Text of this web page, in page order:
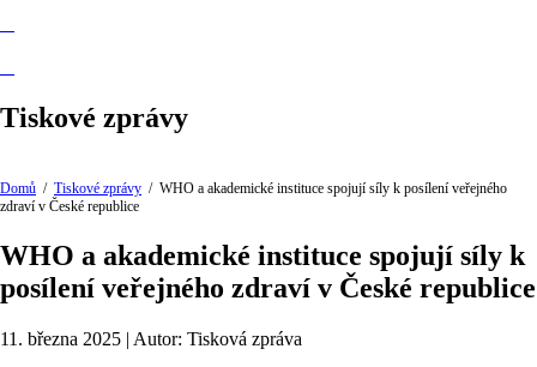
Tiskové zprávy
Domů / Tiskové zprávy / WHO a akademické instituce spojují síly k posílení veřejného
zdraví v České republice
WHO a akademické instituce spojují síly k
posílení veřejného zdraví v České republice
11. března 2025 | Autor: Tisková zpráva